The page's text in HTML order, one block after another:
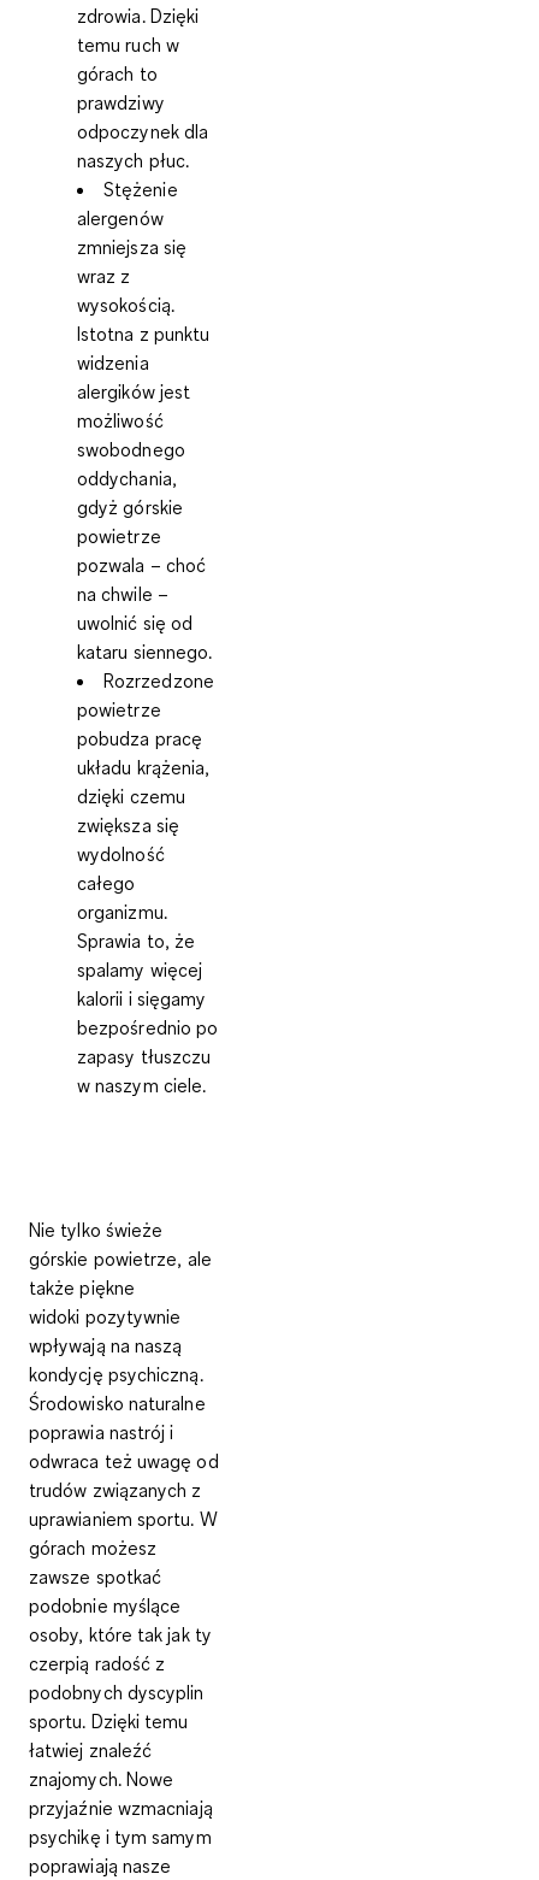
zdrowia. Dzięki
temu ruch w
górach to
prawdziwy
odpoczynek dla
naszych płuc.
Stężenie
alergenów
zmniejsza się
wraz z
wysokością.
Istotna z punktu
widzenia
alergików jest
możliwość
swobodnego
oddychania,
gdyż górskie
powietrze
pozwala – choć
na chwile –
uwolnić się od
kataru siennego.
Rozrzedzone
powietrze
pobudza pracę
układu krążenia,
dzięki czemu
zwiększa się
wydolność
całego
organizmu.
Sprawia to, że
spalamy więcej
kalorii i sięgamy
bezpośrednio po
zapasy tłuszczu
w naszym ciele.
Nie tylko świeże
górskie powietrze, ale
także piękne
widoki pozytywnie
wpływają na naszą
kondycję psychiczną.
Środowisko naturalne
poprawia nastrój i
odwraca też uwagę od
trudów związanych z
uprawianiem sportu. W
górach możesz
zawsze spotkać
podobnie myślące
osoby, które tak jak ty
czerpią radość z
podobnych dyscyplin
sportu. Dzięki temu
łatwiej znaleźć
znajomych. Nowe
przyjaźnie wzmacniają
psychikę i tym samym
poprawiają nasze